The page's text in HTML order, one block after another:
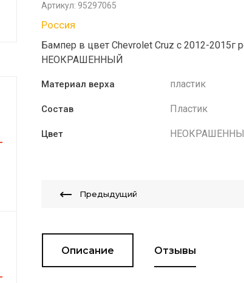
Артикул: 95297065
Россия
Бампер в цвет Chevrolet Cruz c 2012-2015г
НЕОКРАШЕННЫЙ
Материал верха пластик
Состав Пластик
Цвет
Предыдущий
Описание Отзывы